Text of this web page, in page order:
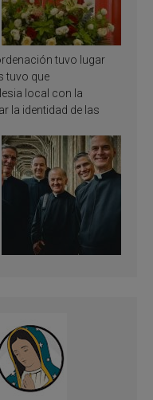
tuvo lugar
tuvo que
local con la
la identidad de las